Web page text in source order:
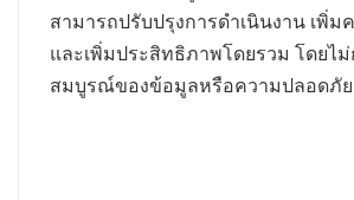
สามารถปรับปรุงการดำเนินงาน เพิ่ม
และเพิ่มประสิทธิภาพโดยรวม โดยไ
สมบูรณ์ของข้อมูลหรือความปลอดภัย